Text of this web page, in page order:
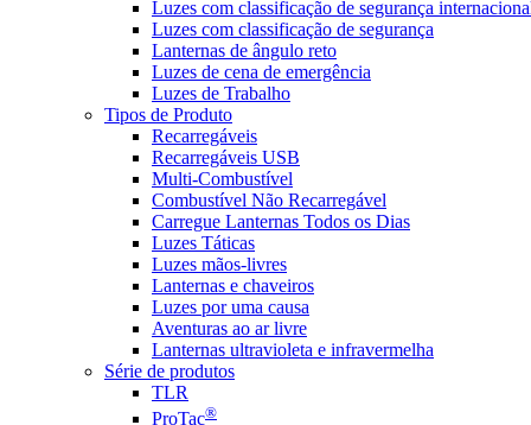
Luzes com classificação de segurança
Luzes com classificação de segurança
Lanternas de ângulo reto
Luzes de cena de emergência
Luzes de Trabalho
Tipos de Produto
Recarregáveis
Recarregáveis USB
Multi-Combustível
Combustível Não Recarregável
Carregue Lanternas Todos os Dias
Luzes Táticas
Luzes mãos-livres
Lanternas e chaveiros
Luzes por uma causa
Aventuras ao ar livre
Lanternas ultravioleta e infravermelha
Série de produtos
TLR
ProTac®